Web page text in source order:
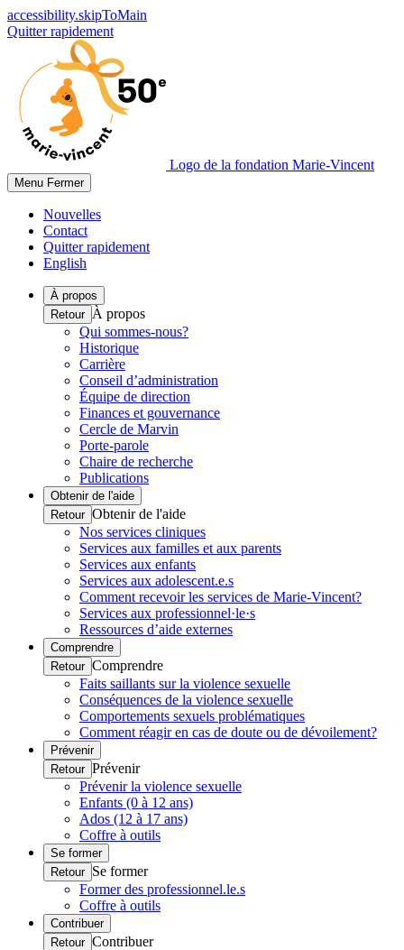
accessibility.skipToMain
Quitter rapidement
Logo de la fondation Marie-Vincent
Menu Fermer
Nouvelles
Contact
Quitter rapidement
English
À propos
Retour À propos
Qui sommes-nous?
Historique
Carrière
Conseil d’administration
Équipe de direction
Finances et gouvernance
Cercle de Marvin
Porte-parole
Chaire de recherche
Publications
Obtenir de l'aide
Retour Obtenir de l'aide
Nos services cliniques
Services aux familles et aux parents
Services aux enfants
Services aux adolescent.e.s
Comment recevoir les services de Marie-Vincent?
Services aux professionnel·le·s
Ressources d’aide externes
Comprendre
Retour Comprendre
Faits saillants sur la violence sexuelle
Conséquences de la violence sexuelle
Comportements sexuels problématiques
Comment réagir en cas de doute ou de dévoilement?
Prévenir
Retour Prévenir
Prévenir la violence sexuelle
Enfants (0 à 12 ans)
Ados (12 à 17 ans)
Coffre à outils
Se former
Retour Se former
Former des professionnel.le.s
Coffre à outils
Contribuer
Retour Contribuer